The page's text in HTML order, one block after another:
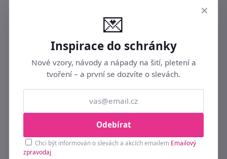
Podobné ► STUHY RYPSOVÉ
×
💌
Inspirace do schránky
Nové vzory, návody a nápady na šití, pletení a
tvoření – a první se dozvíte o slevách.
Odebírat
Chci být informován o slevách a akcích emailem Emailový
zpravodaj